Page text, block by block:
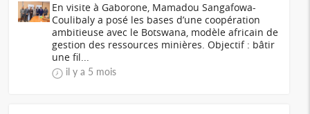
En visite à Gaborone, Mamadou Sangafowa-
Coulibaly a posé les bases d’une coopération
ambitieuse avec le Botswana, modèle africain de
gestion des ressources minières. Objectif : bâtir
une fil...
il y a 5 mois